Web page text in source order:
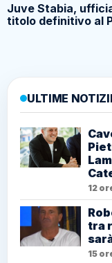
Juve Stabia,
titolo definitivo al
ULTIME
12
tra
15